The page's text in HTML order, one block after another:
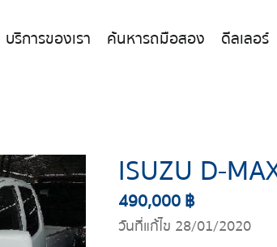
บริการของเรา ค้นหารถมือสอง ดีลเลอร์
ISUZU D-
490,000 ฿
วันที่แก้ไข 28/01/2020